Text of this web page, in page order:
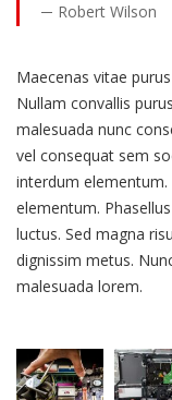
Robert Wilson
Maecenas vitae
Nullam convallis
malesuada nunc
vel consequat sem
interdum
elementum.
luctus. Sed magna
dignissim metus.
malesuada lorem.